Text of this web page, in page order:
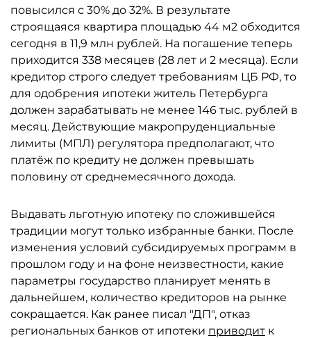
повысился с 30% до 32%. В результате
строящаяся квартира площадью 44 м2 обходится
сегодня в 11,9 млн рублей. На погашение теперь
приходится 338 месяцев (28 лет и 2 месяца). Если
кредитор строго следует требованиям ЦБ РФ, то
для одобрения ипотеки житель Петербурга
должен зарабатывать не менее 146 тыс. рублей в
месяц. Действующие макропруденциальные
лимиты (МПЛ) регулятора предполагают, что
платёж по кредиту не должен превышать
половину от среднемесячного дохода.
Выдавать льготную ипотеку по сложившейся
традиции могут только избранные банки. После
изменения условий субсидируемых программ в
прошлом году и на фоне неизвестности, какие
параметры государство планирует менять в
дальнейшем, количество кредиторов на рынке
сокращается. Как ранее писал "ДП", отказ
региональных банков от ипотеки приводит к